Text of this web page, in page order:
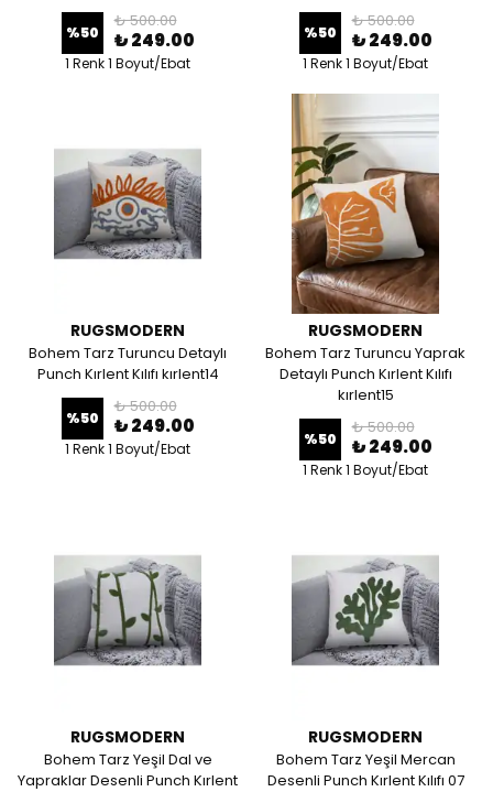
%50
₺ 500.00
₺ 249.00
1 Renk 1 Boyut/Ebat
%50
₺ 500.00
₺ 249.00
1 Renk 1 Boyut/Ebat
RUGSMODERN
Bohem Tarz Turuncu Detaylı
Punch Kırlent Kılıfı kırlent14
%50
₺ 500.00
₺ 249.00
1 Renk 1 Boyut/Ebat
RUGSMODERN
Bohem Tarz Turuncu Yaprak
Detaylı Punch Kırlent Kılıfı
kırlent15
%50
₺ 500.00
₺ 249.00
1 Renk 1 Boyut/Ebat
RUGSMODERN
Bohem Tarz Yeşil Dal ve
Yapraklar Desenli Punch Kırlent
RUGSMODERN
Bohem Tarz Yeşil Mercan
Desenli Punch Kırlent Kılıfı 07